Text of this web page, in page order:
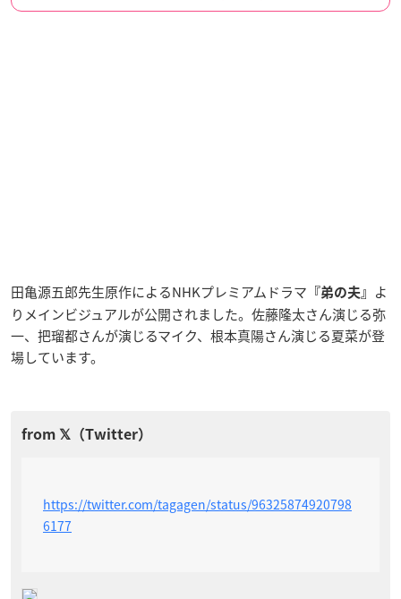
田亀源五郎先生原作によるNHKプレミアムドラマ 『弟の夫』
よ
りメインビジュアルが公開されました。佐藤隆太さん演じる弥
一、把瑠都さんが演じるマイク、根本真陽さん演じる夏菜が登
場しています。
https://twitter.com/tagagen/status/96325874920798
6177